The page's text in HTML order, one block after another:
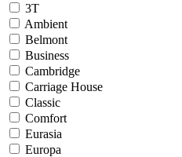
3T
Ambient
Belmont
Business
Cambridge
Carriage House
Classic
Comfort
Eurasia
Europa